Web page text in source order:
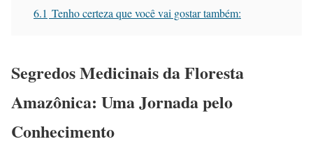
6.1 Tenho certeza que você vai gostar também:
Segredos Medicinais da Floresta
Amazônica: Uma Jornada pelo
Conhecimento